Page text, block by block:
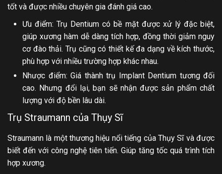
tốt và được nhiều chuyên gia đánh giá cao.
Ưu điểm: Trụ Dentium có bề mặt được xử lý đặc biệt,
giúp xương hàm dễ dàng tích hợp, đồng thời giảm nguy
cơ đào thải. Trụ cũng có thiết kế đa dạng về kích thước,
phù hợp với nhiều trường hợp khác nhau.
Nhược điểm: Giá thành trụ Implant Dentium tương đối
cao. Nhưng đổi lại, bạn sẽ nhận được sản phẩm chất
lượng với độ bền lâu dài.
Trụ Straumann của Thụy Sĩ
Straumann là một thương hiệu nổi tiếng của Thụy Sĩ và được
biết đến với công nghệ tiên tiến. Giúp tăng tốc quá trình tích
hợp xương.